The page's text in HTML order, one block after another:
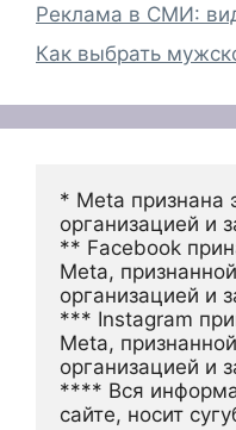
Реклама в СМИ:
Как выбрать
* Meta признана
организацией и
** Facebook
Meta,
организацией и
*** Instagram
Meta,
организацией и
**** Вся
сайте, носит